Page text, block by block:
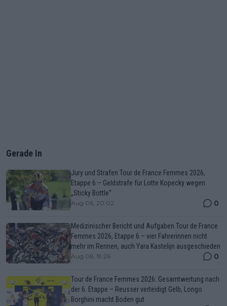
Gerade In
Jury und Strafen Tour de France Femmes 2026,
Etappe 6 – Geldstrafe für Lotte Kopecky wegen
„Sticky Bottle“
Aug 06, 20:02 0
Medizinischer Bericht und Aufgaben Tour de France
Femmes 2026, Etappe 6 – vier Fahrerinnen nicht
mehr im Rennen, auch Yara Kastelijn ausgeschieden
Aug 06, 19:26 0
Tour de France Femmes 2026: Gesamtwertung nach
der 6. Etappe – Reusser verteidigt Gelb, Longo
Borghini macht Boden gut